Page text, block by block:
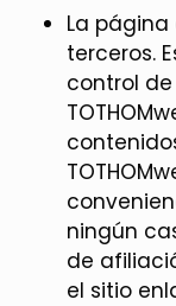
La
terceros.
control de
ningún
de
el sitio